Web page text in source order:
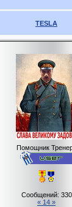
TESLA
Помощник
Сообщений: 330
« 14 »